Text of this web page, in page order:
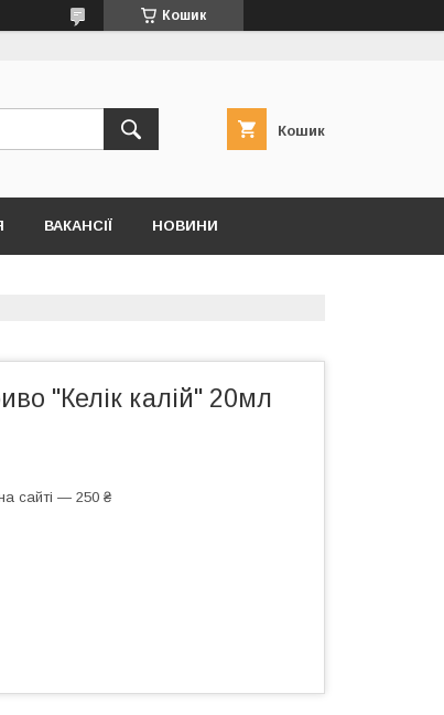
Кошик
Кошик
ВАКАНСІЇ НОВИНИ
"Келік калій" 20мл
сайті — 250 ₴